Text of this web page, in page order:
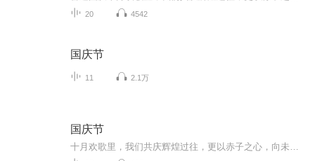
20 4542
国庆节
11 2.1万
国庆节